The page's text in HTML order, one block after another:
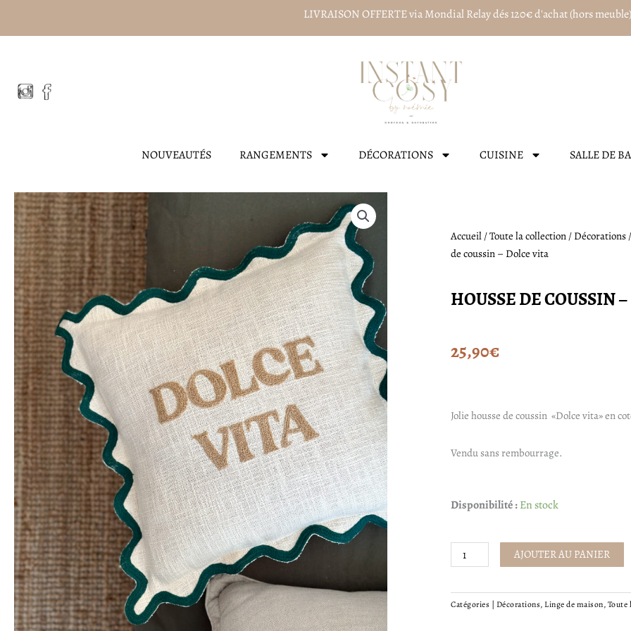
LIVRAISON OFFERTE via Mondial Relay dés 120€ d'achat (hors
NOUVEAUTÉS RANGEMENTS DÉCORATIONS CUISINE SALLE DE
Accueil/Toute la collection/ Décorations
de coussin – Dolce vita
HOUSSE DE COUSSIN
25,90€
Jolie housse de coussin «Dolce vita» en
Vendu sans rembourrage.
Disponibilité :En stock
quantité
Housse
de
-
AJOUTER AU PANIER
Catégories | Décorations, Linge de maison,Toute